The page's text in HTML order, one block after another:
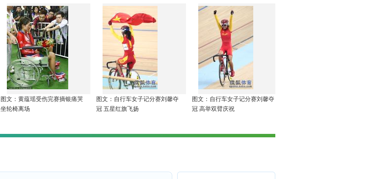
图文：黄蕴瑶受伤完赛摘银痛哭
坐轮椅离场
图文：自行车女子记分赛刘馨夺
冠 五星红旗飞扬
图文：自行车女子记分赛刘馨夺
冠 高举双臂庆祝